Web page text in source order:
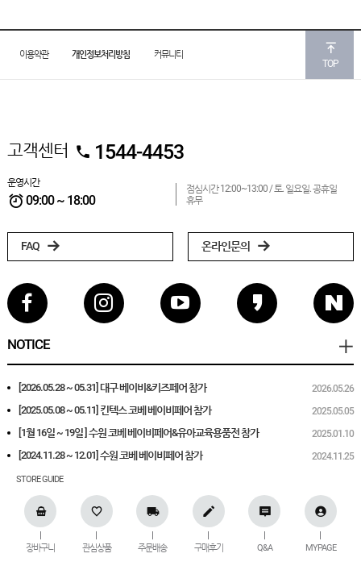
이용약관 개인정보처리방침 커뮤니티
TOP
고객센터 1544-4453
운영시간
09:00 ~ 18:00
점심시간 12:00~13:00 /토. 일요일. 공휴일
휴무
FAQ 온라인문의
NOTICE
[2026.05.28 ~ 05.31] 대구 베이비&키즈페어 참가 2026.05.26
[2025.05.08 ~ 05.11] 킨텍스 코베 베이비페어 참가 2025.05.05
[1월 16일 ~ 19일 ] 수원 코베 베이비페어&유아교육용품전 참가 2025.01.10
[2024.11.28 ~ 12.01] 수원 코베 베이비페어 참가
2024.11.25
STORE GUIDE
장바구니 관심상품 주문배송 구매후기 Q&A MYPAGE